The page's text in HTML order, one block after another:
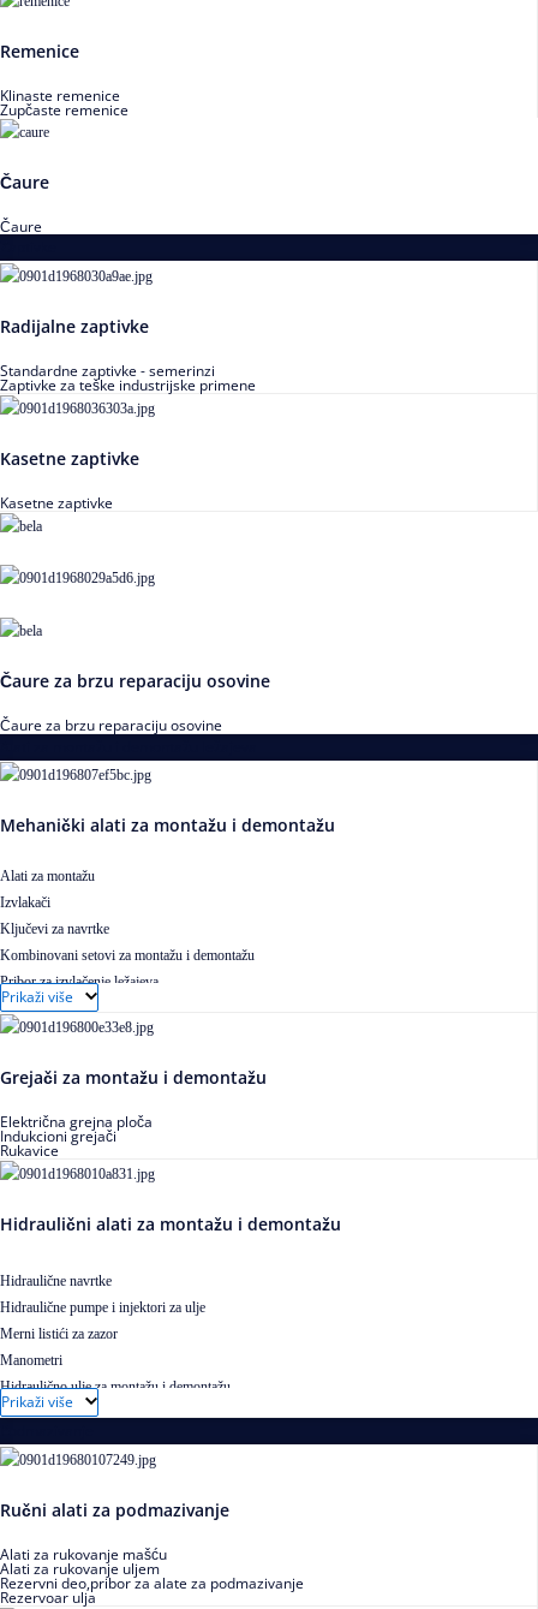
Remenice
Klinaste remenice
Zupčaste remenice
Čaure
Čaure
Radijalne zaptivke
Standardne zaptivke - semerinzi
Zaptivke za teške industrijske primene
Kasetne zaptivke
Kasetne zaptivke
Čaure za brzu reparaciju osovine
Čaure za brzu reparaciju osovine
Mehanički alati za montažu i demontažu
Alati za montažu
Izvlakači
Ključevi za navrtke
Kombinovani setovi za montažu i demontažu
Pribor za izvlačenje ležajeva
Prikaži više
Grejači za montažu i demontažu
Električna grejna ploča
Indukcioni grejači
Rukavice
Hidraulični alati za montažu i demontažu
Hidraulične navrtke
Hidraulične pumpe i injektori za ulje
Merni listići za zazor
Manometri
Hidraulično ulje za montažu i demontažu
Prikaži više
Ručni alati za podmazivanje
Alati za rukovanje mašću
Alati za rukovanje uljem
Rezervni deo,pribor za alate za podmazivanje
Rezervoar ulja